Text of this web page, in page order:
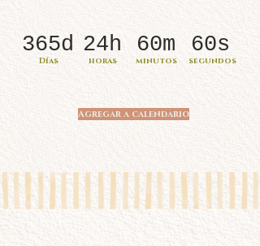
Días horas minutos segundos
365d 24h 60m 60s
Agregar a calendario